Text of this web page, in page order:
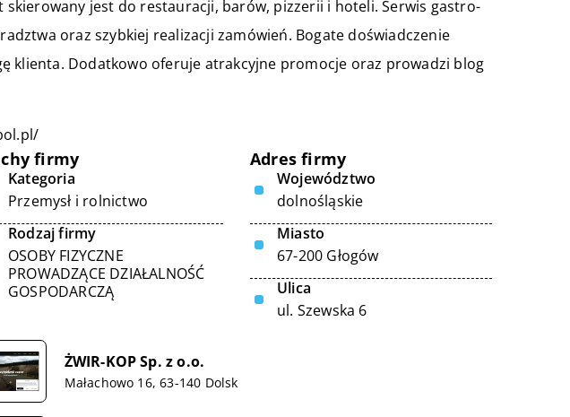
skierowany jest do restauracji, barów, pizzerii i hoteli. Serwis gastro-
oraz szybkiej realizacji zamówień. Bogate doświadczenie
klienta. Dodatkowo oferuje atrakcyjne promocje oraz prowadzi blog
firmy
Kategoria
Przemysł i rolnictwo
Rodzaj firmy
OSOBY FIZYCZNE
PROWADZĄCE DZIAŁALNOŚĆ
GOSPODARCZĄ
Adres firmy
Województwo
dolnośląskie
Miasto
67-200 Głogów
Ulica
ul. Szewska 6
ŻWIR-KOP Sp. z o.o.
Małachowo 16, 63-140 Dolsk